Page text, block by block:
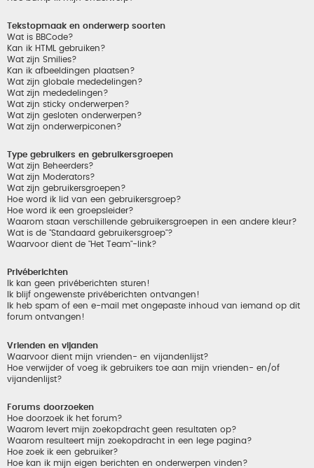
Tekstopmaak en onderwerp soorten
Wat is BBCode?
Kan ik HTML gebruiken?
Wat zijn Smilies?
Kan ik afbeeldingen plaatsen?
Wat zijn globale mededelingen?
Wat zijn mededelingen?
Wat zijn sticky onderwerpen?
Wat zijn gesloten onderwerpen?
Wat zijn onderwerpiconen?
Type gebruikers en gebruikersgroepen
Wat zijn Beheerders?
Wat zijn Moderators?
Wat zijn gebruikersgroepen?
Hoe word ik lid van een gebruikersgroep?
Hoe word ik een groepsleider?
Waarom staan verschillende gebruikersgroepen in een andere kleur?
Wat is de "Standaard gebruikersgroep"?
Waarvoor dient de "Het Team"-link?
Privéberichten
Ik kan geen privéberichten sturen!
Ik blijf ongewenste privéberichten ontvangen!
Ik heb spam of een e-mail met ongepaste inhoud van iemand op dit
forum ontvangen!
Vrienden en vijanden
Waarvoor dient mijn vrienden- en vijandenlijst?
Hoe verwijder of voeg ik gebruikers toe aan mijn vrienden- en/of
vijandenlijst?
Forums doorzoeken
Hoe doorzoek ik het forum?
Waarom levert mijn zoekopdracht geen resultaten op?
Waarom resulteert mijn zoekopdracht in een lege pagina?
Hoe zoek ik een gebruiker?
Hoe kan ik mijn eigen berichten en onderwerpen vinden?